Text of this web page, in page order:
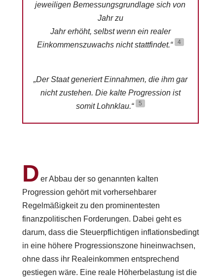
jeweiligen Bemessungsgrundlage sich von
Jahr zu
Jahr erhöht, selbst wenn ein realer
Einkommenszuwachs nicht stattfindet.“
4
„Der Staat generiert Einnahmen, die ihm gar
nicht zustehen. Die kalte Progression ist
somit Lohnklau.“
5
D er Abbau der so genannten kalten
Progression gehört mit vorhersehbarer
Regelmäßigkeit zu den prominentesten
finanzpolitischen Forderungen. Dabei geht es
darum, dass die Steuerpflichtigen inflationsbedingt
in eine höhere Progressionszone hineinwachsen,
ohne dass ihr Realeinkommen entsprechend
gestiegen wäre. Eine reale Höherbelastung ist die